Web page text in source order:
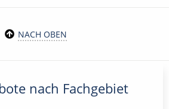
NACH OBEN
nach Fachgebiet